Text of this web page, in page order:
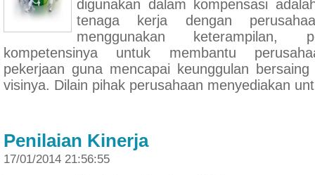
digunakan dalam kompensasi
tenaga kerja dengan
menggunakan keterampilan,
kompetensinya untuk membantu
pekerjaan guna mencapai keunggulan
visinya. Dilain pihak perusahaan menyediakan
Penilaian Kinerja
17/01/2014 21:56:55